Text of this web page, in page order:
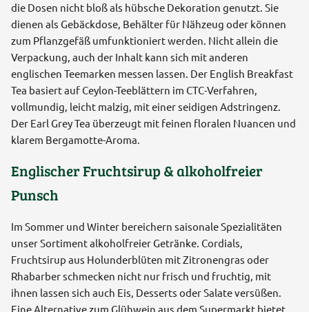
die Dosen nicht bloß als hübsche Dekoration genutzt. Sie
dienen als Gebäckdose, Behälter für Nähzeug oder können
zum Pflanzgefäß umfunktioniert werden. Nicht allein die
Verpackung, auch der Inhalt kann sich mit anderen
englischen Teemarken messen lassen. Der English Breakfast
Tea basiert auf Ceylon-Teeblättern im CTC-Verfahren,
vollmundig, leicht malzig, mit einer seidigen Adstringenz.
Der Earl Grey Tea überzeugt mit feinen floralen Nuancen und
klarem Bergamotte-Aroma.
Englischer Fruchtsirup & alkoholfreier
Punsch
Im Sommer und Winter bereichern saisonale Spezialitäten
unser Sortiment alkoholfreier Getränke. Cordials,
Fruchtsirup aus Holunderblüten mit Zitronengras oder
Rhabarber schmecken nicht nur frisch und fruchtig, mit
ihnen lassen sich auch Eis, Desserts oder Salate versüßen.
Eine Alternative zum Glühwein aus dem Supermarkt bietet